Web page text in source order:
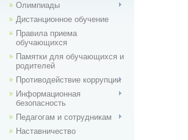
Олимпиады
Дистанционное обучение
Правила приема
обучающихся
Памятки для обучающихся и
родителей
Противодействие коррупции
Информационная
безопасность
Педагогам и сотрудникам
Наставничество